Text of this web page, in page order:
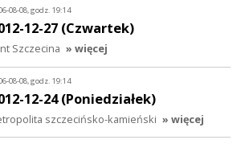
08-08, godz. 19:14
12-27 (Czwartek)
Szczecina » więcej
08-08, godz. 19:14
12-24 (Poniedziałek)
szczecińsko-kamieński » więcej